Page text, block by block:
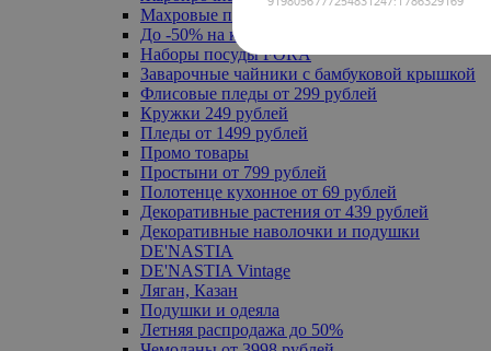
Махровые полотенца
До -50% на ковры
Наборы посуды FORA
Заварочные чайники с бамбуковой крышкой
Флисовые пледы от 299 рублей
Кружки 249 рублей
Пледы от 1499 рублей
Промо товары
Простыни от 799 рублей
Полотенце кухонное от 69 рублей
Декоративные растения от 439 рублей
Декоративные наволочки и подушки
DE'NASTIA
DE'NASTIA Vintage
Ляган, Казан
Подушки и одеяла
Летняя распродажа до 50%